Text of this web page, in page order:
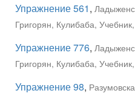
Упражнение 561,
Григорян, Кулибаба,
Упражнение 776,
Григорян, Кулибаба,
Упражнение 98,